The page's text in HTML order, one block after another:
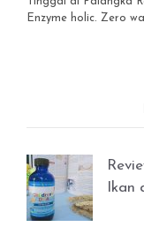
Enzyme holic. Zero